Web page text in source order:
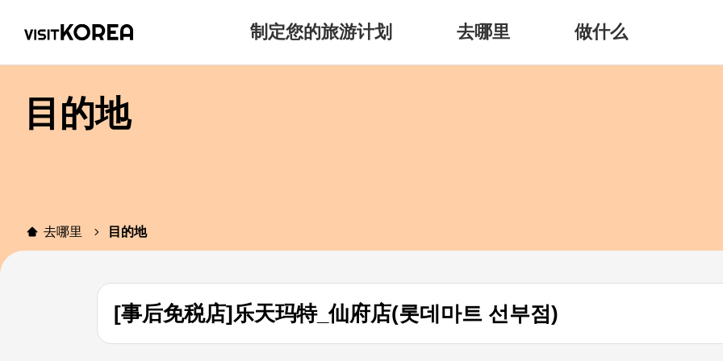
制定您的旅游计划 去哪里 做什么
目的地
去哪里 目的地
[事后免税店]乐天玛特_仙府店(롯데마트 선부점)